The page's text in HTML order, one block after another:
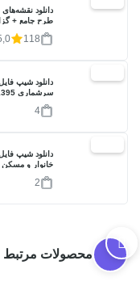
دانلود
طرح جامع +
118
دانلود شیپ
سرشماری 1395
4
خانوار و مسکن
2
محصولات مرتبط